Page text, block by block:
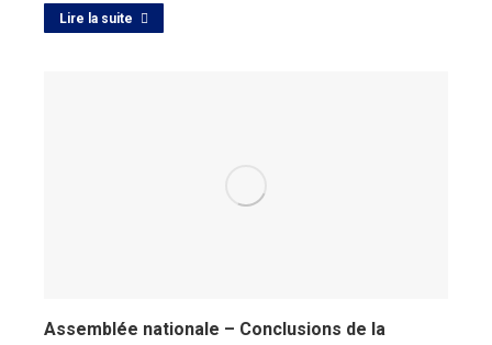
Lire la suite
Assemblée nationale – Conclusions de la